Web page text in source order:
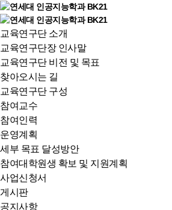
교육연구단 소개
교육연구단장 인사말
교육연구단 비전 및 목표
찾아오시는 길
교육연구단 구성
참여교수
참여인력
운영계획
세부 목표 달성방안
참여대학원생 확보 및 지원계획
사업신청서
게시판
공지사항